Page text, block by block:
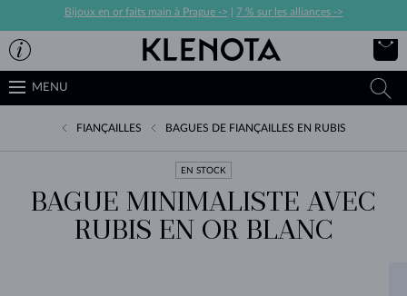
Bijoux en or faits main à Prague -> 7 % sur les alliances ->
MENU
FIANÇAILLES BAGUES DE FIANÇAILLES EN RUBIS
EN STOCK
BAGUE MINIMALISTE AVEC
RUBIS EN OR BLANC